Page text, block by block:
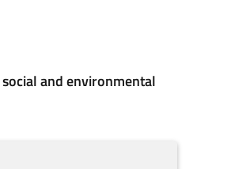
social and environmental